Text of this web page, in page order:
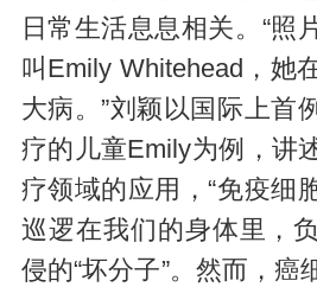
日常生活息息相关。“照
叫Emily Whitehead，她
大病。”刘颖以国际上首
疗的儿童Emily为例，讲
疗领域的应用，“免疫细
巡逻在我们的身体里，
侵的“坏分子”。然而，癌